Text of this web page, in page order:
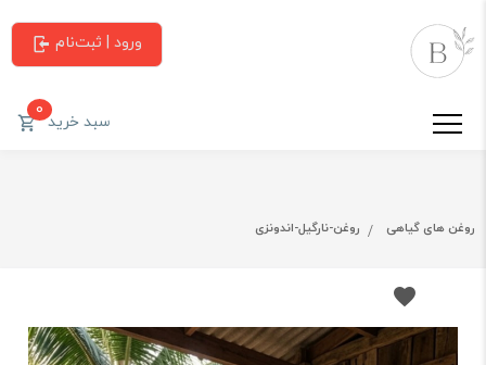
ورود | ثبت‌نام
سبد خرید0
روغن های گیاهی روغن-نارگیل-اندونزی